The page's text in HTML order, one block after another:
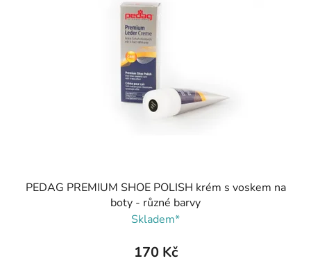
PEDAG PREMIUM SHOE POLISH krém s voskem na
boty - různé barvy
Skladem*
170 Kč